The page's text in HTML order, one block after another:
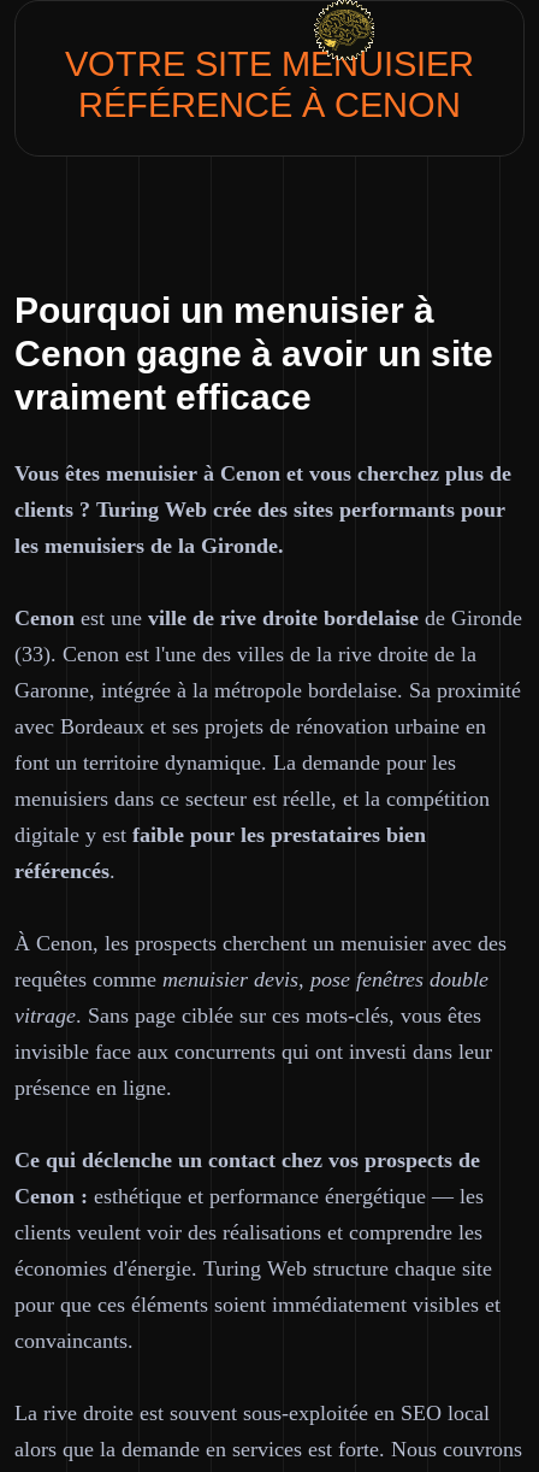
VOTRE SITE MENUISIER
RÉFÉRENCÉ À CENON
Pourquoi un menuisier à
Cenon gagne à avoir un site
vraiment efficace
Vous êtes menuisier à Cenon et vous cherchez plus de
clients ? Turing Web crée des sites performants pour
les menuisiers de la Gironde.
Cenon est une ville de rive droite bordelaise de Gironde
(33). Cenon est l'une des villes de la rive droite de la
Garonne, intégrée à la métropole bordelaise. Sa proximité
avec Bordeaux et ses projets de rénovation urbaine en
font un territoire dynamique. La demande pour les
menuisiers dans ce secteur est réelle, et la compétition
digitale y est faible pour les prestataires bien
référencés.
À Cenon, les prospects cherchent un menuisier avec des
requêtes comme menuisier devis, pose fenêtres double
vitrage. Sans page ciblée sur ces mots-clés, vous êtes
invisible face aux concurrents qui ont investi dans leur
présence en ligne.
Ce qui déclenche un contact chez vos prospects de
Cenon : esthétique et performance énergétique — les
clients veulent voir des réalisations et comprendre les
économies d'énergie. Turing Web structure chaque site
pour que ces éléments soient immédiatement visibles et
convaincants.
La rive droite est souvent sous-exploitée en SEO local
alors que la demande en services est forte. Nous couvrons